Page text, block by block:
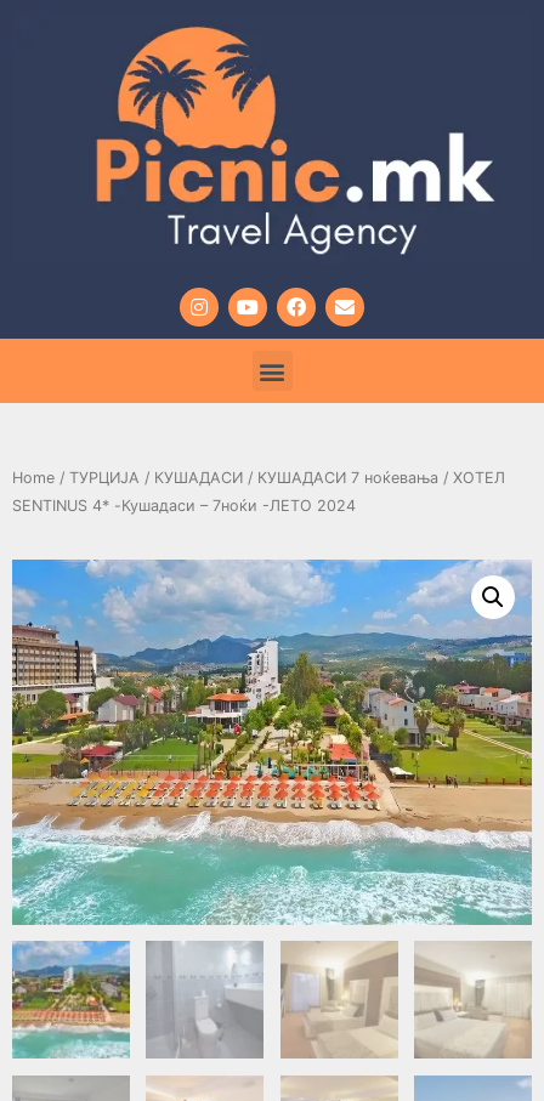
Home / ТУРЦИЈА / КУШАДАСИ / КУШАДАСИ 7 ноќевања / ХОТЕЛ
SENTINUS 4* -Кушадаси – 7ноќи -ЛЕТО 2024